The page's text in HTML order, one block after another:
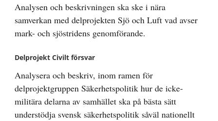
Analysen och beskrivningen ska ske i nära
samverkan med delprojekten Sjö och Luft vad avser
mark- och sjöstridens genomförande.
Delprojekt Civilt försvar
Analysera och beskriv, inom ramen för
delprojektgruppen Säkerhetspolitik hur de icke-
militära delarna av samhället ska på bästa sätt
understödja svensk säkerhetspolitik såväl nationellt